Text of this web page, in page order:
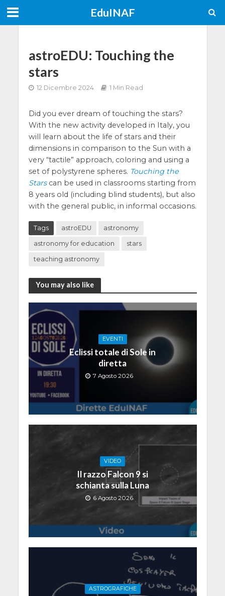
EduINAF
astroEDU: Touching the
stars
12 Dicembre 2024 1 Min Read
Did you ever dream of touching the stars?
With the new activity developed in Italy, you
will learn about the life of stars and their
dimensions in comparison to the Sun with a
very “tactile” approach, coloring and using a
set of polystyrene spheres. Touching the
Starscan be used in classrooms starting from
8 years old (including blind students), but also
with the general public, in informal occasions.
Tags astroEDU astronomy
astronomy for education stars
teaching astronomy
You may also like
EVENTI
Eclissi totale di Sole in
diretta
7 Agosto 2026
VIDEO
Il razzo Falcon 9 si
schianta sulla Luna
6 Agosto 2026
ASTROGRAFICHE